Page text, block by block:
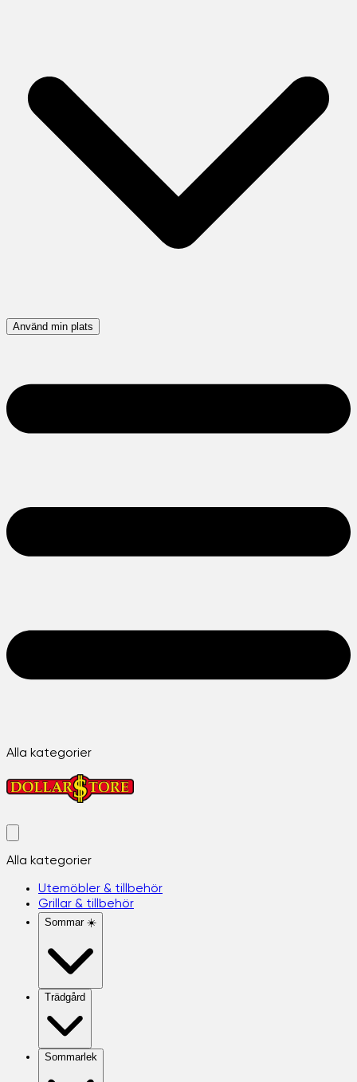
Använd min plats
Alla kategorier
Alla kategorier
Utemöbler & tillbehör
Grillar & tillbehör
Sommar ☀️
Trädgård
Sommarlek